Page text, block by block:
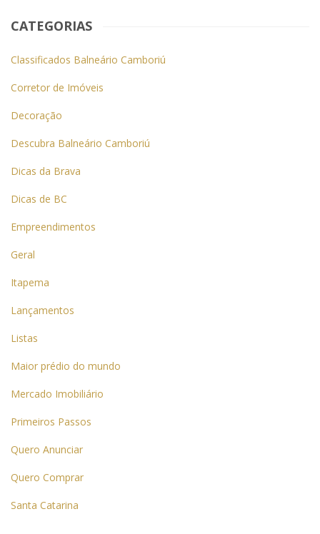
CATEGORIAS
Classificados Balneário Camboriú
Corretor de Imóveis
Decoração
Descubra Balneário Camboriú
Dicas da Brava
Dicas de BC
Empreendimentos
Geral
Itapema
Lançamentos
Listas
Maior prédio do mundo
Mercado Imobiliário
Primeiros Passos
Quero Anunciar
Quero Comprar
Santa Catarina